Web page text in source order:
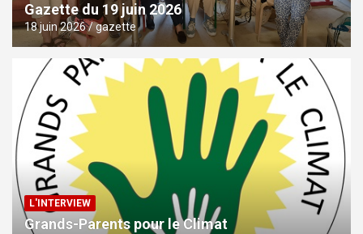
Gazette du 19 juin 2026
18 juin 2026 gazette
L'INTERVIEW
Grands-Parents pour le Climat